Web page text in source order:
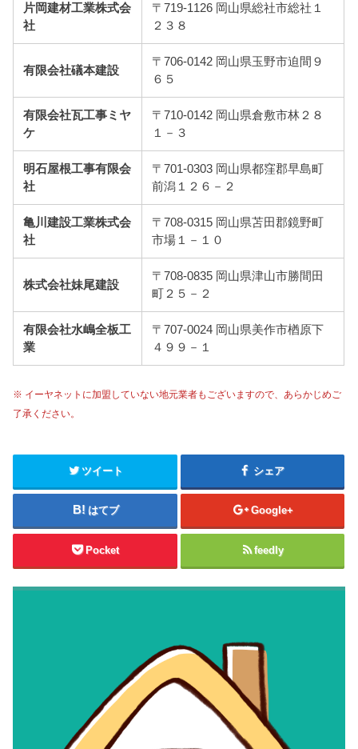
片岡建材工業株式会
社
〒719-1126 岡山県総社市総社１
２３８
有限会社礒本建設
〒706-0142 岡山県玉野市迫間９
６５
有限会社瓦工事ミヤ
ケ
〒710-0142 岡山県倉敷市林２８
１－３
明石屋根工事有限会
社
〒701-0303 岡山県都窪郡早島町
前潟１２６－２
亀川建設工業株式会
社
〒708-0315 岡山県苫田郡鏡野町
市場１－１０
株式会社妹尾建設
〒708-0835 岡山県津山市勝間田
町２５－２
有限会社水嶋全板工
業
〒707-0024 岡山県美作市楢原下
４９９－１
※ イーヤネットに加盟していない地元業者もございますので、あらかじめご
了承ください。
ツイート シェア
はてブ Google+
Pocket feedly